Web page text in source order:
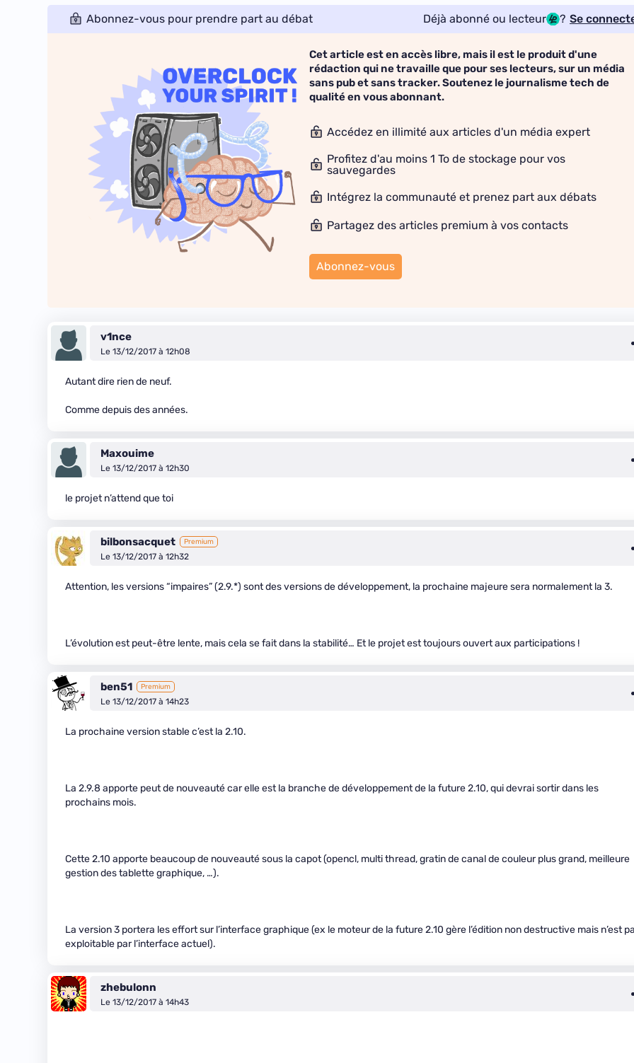
Abonnez-vous pour prendre part au débat Déjà abonné ou lecteur ? Se
Cet article est en accès libre, mais il est le produit d'une
rédaction qui ne travaille que pour ses lecteurs, sur un média
sans pub et sans tracker. Soutenez le journalisme tech de
qualité en vous abonnant.
Accédez en illimité aux articles d'un média expert
Profitez d'au moins 1 To de stockage pour vos
sauvegardes
Intégrez la communauté et prenez part aux débats
Partagez des articles premium à vos contacts
Abonnez-vous
v1nce
Le 13/12/2017 à 12h08
Autant dire rien de neuf.
Comme depuis des années.
Maxouime
Le 13/12/2017 à 12h30
le projet n’attend que toi
bilbonsacquet Premium
Le 13/12/2017 à 12h32
Attention, les versions “impaires” (2.9.*) sont des versions de développement, la prochaine majeure sera normalement la 3.
L’évolution est peut-être lente, mais cela se fait dans la stabilité… Et le projet est toujours ouvert aux participations !
ben51 Premium
Le 13/12/2017 à 14h23
La prochaine version stable c’est la 2.10.
La 2.9.8 apporte peut de nouveauté car elle est la branche de développement de la future 2.10, qui devrai sortir dans les
prochains mois.
Cette 2.10 apporte beaucoup de nouveauté sous la capot (opencl, multi thread, gratin de canal de couleur plus grand, meilleure
gestion des tablette graphique, …).
La version 3 portera les effort sur l’interface graphique (ex le moteur de la future 2.10 gère l’édition non destructive mais n’est
exploitable par l’interface actuel).
zhebulonn
Le 13/12/2017 à 14h43